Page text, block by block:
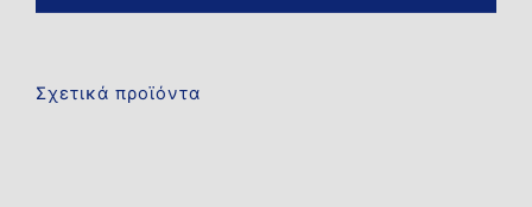
Σχετικά προϊόντα